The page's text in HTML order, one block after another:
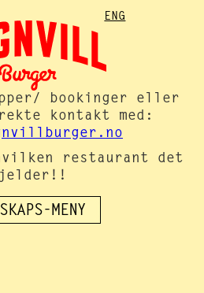
bookinger eller
kontakt med:
restaurant det
MENY
ENG